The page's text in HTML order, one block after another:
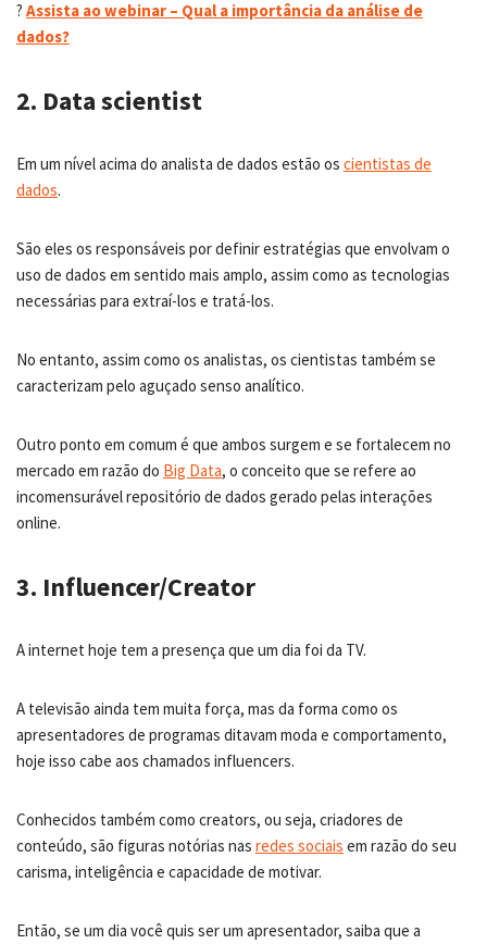
? Assista ao webinar – Qual a importância da análise de
dados?
2. Data scientist
Em um nível acima do analista de dados estão os cientistas de
dados.
São eles os responsáveis por definir estratégias que envolvam o
uso de dados em sentido mais amplo, assim como as tecnologias
necessárias para extraí-los e tratá-los.
No entanto, assim como os analistas, os cientistas também se
caracterizam pelo aguçado senso analítico.
Outro ponto em comum é que ambos surgem e se fortalecem no
mercado em razão do Big Data, o conceito que se refere ao
incomensurável repositório de dados gerado pelas interações
online.
3. Influencer/Creator
A internet hoje tem a presença que um dia foi da TV.
A televisão ainda tem muita força, mas da forma como os
apresentadores de programas ditavam moda e comportamento,
hoje isso cabe aos chamados influencers.
Conhecidos também como creators, ou seja, criadores de
conteúdo, são figuras notórias nas redes sociais em razão do seu
carisma, inteligência e capacidade de motivar.
Então, se um dia você quis ser um apresentador, saiba que a